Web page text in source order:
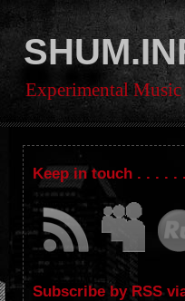
Experimental Music
Keep in touch . . . . .
Subscribe by RSS